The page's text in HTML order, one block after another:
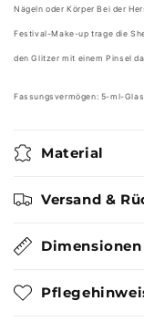
Nägeln oder Körper Bei der
Festival-Make-up trage die
den Glitzer mit einem Pinsel
Fassungsvermögen: 5-ml-
Material
Versand &
Dimensionen